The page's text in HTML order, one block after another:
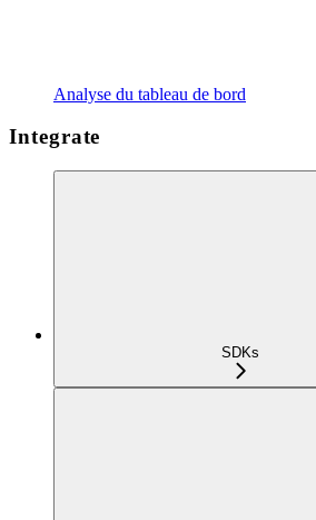
Analyse du tableau de bord
Integrate
SDKs